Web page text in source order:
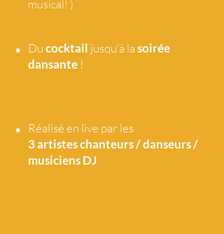
musical! )
• Ducocktail jusqu'à lasoirée
dansante !
•
Réalisé en live par les
3 artisteschanteurs / danseurs /
musiciens DJ